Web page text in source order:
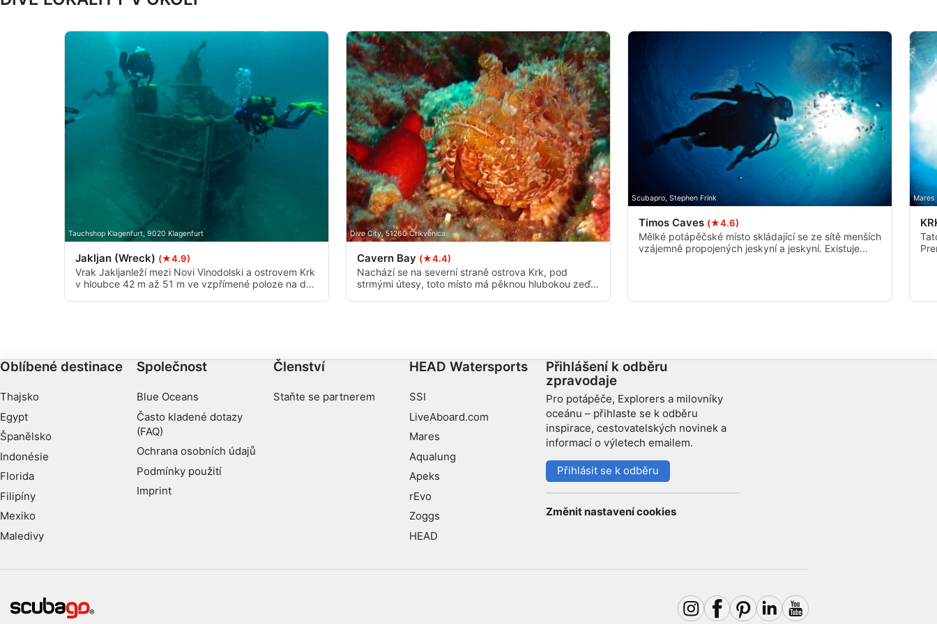
Tauchshop Klagenfurt, 9020 Klagenfurt
Jakljan (Wreck) (★4.9)
Vrak Jakljanleží mezi Novi Vinodolski a ostrovem Krk
v hloubce 42 m až 51 m ve vzpřímené poloze na dně
Dive City, 51260 Crikvenica
Cavern Bay (★4.4)
Nachází se na severní straně ostrova Krk, pod
strmými útesy, toto místo má pěknou hlubokou zeď s
Scubapro, Stephen Frink
Timos Caves (★4.6)
Mělké potápěčské místo skládající se ze sítě menších
vzájemně propojených jeskyní a jeskyní. Existuje
Mares
Oblíbené destinace
Thajsko
Egypt
Španělsko
Indonésie
Florida
Filipíny
Mexiko
Maledivy
Společnost
Blue Oceans
Často kladené dotazy
(FAQ)
Ochrana osobních údajů
Podmínky použití
Imprint
Členství
Staňte se partnerem
HEAD Watersports
SSI
LiveAboard.com
Mares
Aqualung
Apeks
rEvo
Zoggs
HEAD
Přihlášení k odběru
zpravodaje
Pro potápěče, Explorers a milovníky
oceánu – přihlaste se k odběru
inspirace, cestovatelských novinek a
informací o výletech emailem.
Přihlásit se k odběru
Změnit nastavení cookies
Používání přesných údajů o zeměpisné poloze
Identifikace zařízení na základě aktivně vyžádaných informací
Účely zpracování, které nesouvisejí s IAB: